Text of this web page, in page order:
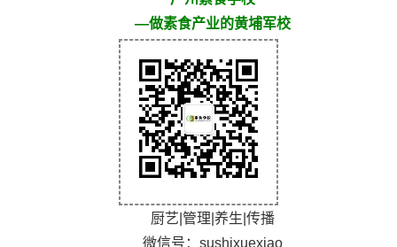
—做素食产业的黄埔军校
厨艺|管理|养生|传播
微信号：sushixuexiao